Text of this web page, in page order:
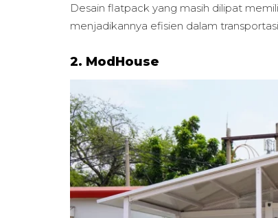
Desain flatpack yang masih dilipat
menjadikannya efisien dalam
2. ModHouse